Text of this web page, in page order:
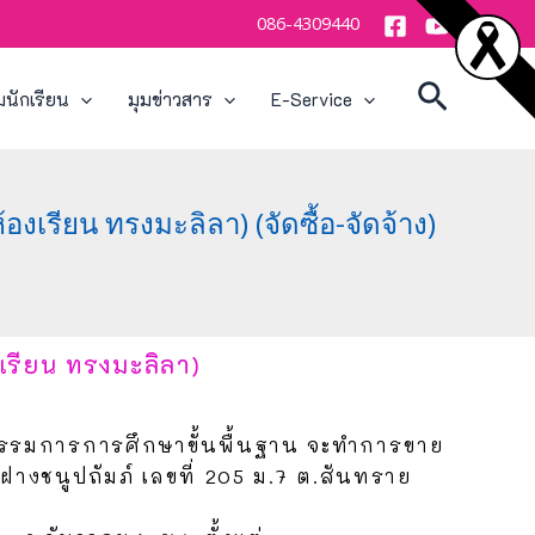
086-4309440
กเรียน มุมข่าวสาร E-Service Search
เรียน ทรงมะลิลา) (จัดซื้อ-จัดจ้าง)
ยน ทรงมะลิลา)
มการการศึกษาขั้นพื้นฐาน จะทำการขาย
างชนูปถัมภ์ เลขที่ 205 ม.7 ต.สันทราย